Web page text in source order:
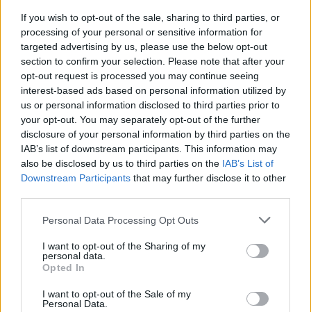
If you wish to opt-out of the sale, sharing to third parties, or
processing of your personal or sensitive information for
targeted advertising by us, please use the below opt-out
section to confirm your selection. Please note that after your
opt-out request is processed you may continue seeing
interest-based ads based on personal information utilized by
us or personal information disclosed to third parties prior to
your opt-out. You may separately opt-out of the further
disclosure of your personal information by third parties on the
IAB’s list of downstream participants. This information may
also be disclosed by us to third parties on the IAB’s List of
Downstream Participants that may further disclose it to other
Personal Data Processing Opt Outs
I want to opt-out of the Sharing of my
personal data.
Opted In
I want to opt-out of the Sale of my
Personal Data.